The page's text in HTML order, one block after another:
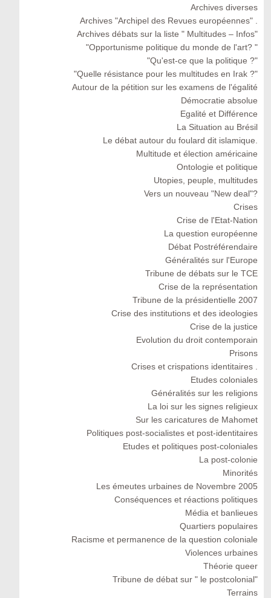
Archives diverses
Archives "Archipel des Revues européennes" .
Archives débats sur la liste " Multitudes – Infos"
"Opportunisme politique du monde de l'art? "
"Qu'est-ce que la politique ?"
"Quelle résistance pour les multitudes en Irak ?"
Autour de la pétition sur les examens de l'égalité
Démocratie absolue
Egalité et Différence
La Situation au Brésil
Le débat autour du foulard dit islamique.
Multitude et élection américaine
Ontologie et politique
Utopies, peuple, multitudes
Vers un nouveau "New deal"?
Crises
Crise de l'Etat-Nation
La question européenne
Débat Postréférendaire
Généralités sur l'Europe
Tribune de débats sur le TCE
Crise de la représentation
Tribune de la présidentielle 2007
Crise des institutions et des ideologies
Crise de la justice
Evolution du droit contemporain
Prisons
Crises et crispations identitaires .
Etudes coloniales
Généralités sur les religions
La loi sur les signes religieux
Sur les caricatures de Mahomet
Politiques post-socialistes et post-identitaires
Etudes et politiques post-coloniales
La post-colonie
Minorités
Les émeutes urbaines de Novembre 2005
Conséquences et réactions politiques
Média et banlieues
Quartiers populaires
Racisme et permanence de la question coloniale
Violences urbaines
Théorie queer
Tribune de débat sur " le postcolonial"
Terrains